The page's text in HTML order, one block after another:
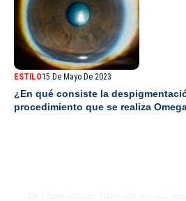
ESTILO15 De Mayo De 2023
¿En qué consiste la
procedimiento que se realiza